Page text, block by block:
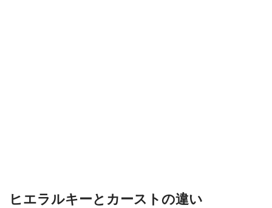
ヒエラルキーとカーストの違い